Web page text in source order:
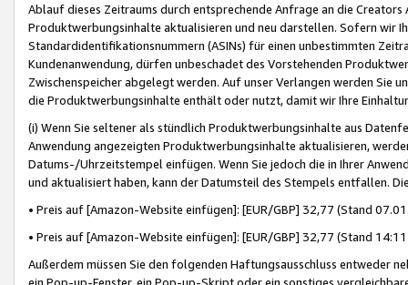
Ablauf dieses Zeitraums durch entsprechende Anfrage an die
Produktwerbungsinhalte aktualisieren und neu darstellen. Sofern wir
Standardidentifikationsnummern (ASINs) für einen unbestimmten
Kundenanwendung, dürfen unbeschadet des Vorstehenden
Zwischenspeicher abgelegt werden. Auf unser Verlangen werden Sie
die Produktwerbungsinhalte enthält oder nutzt, damit wir Ihre
(i) Wenn Sie seltener als stündlich Produktwerbungsinhalte aus
Anwendung angezeigten Produktwerbungsinhalte aktualisieren,
Datums-/Uhrzeitstempel einfügen. Wenn Sie jedoch die in Ihrer
und aktualisiert haben, kann der Datumsteil des Stempels entfallen.
• Preis auf [Amazon-Website einfügen]: [EUR/GBP] 32,77 (Stand
• Preis auf [Amazon-Website einfügen]: [EUR/GBP] 32,77 (Stand
Außerdem müssen Sie den folgenden Haftungsausschluss entweder
ein Pop-up-Fenster, ein Pop-up-Skript oder ein sonstiges